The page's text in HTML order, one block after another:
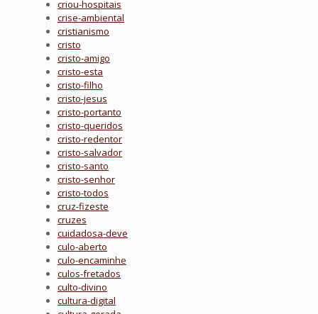
criou-hospitais
crise-ambiental
cristianismo
cristo
cristo-amigo
cristo-esta
cristo-filho
cristo-jesus
cristo-portanto
cristo-queridos
cristo-redentor
cristo-salvador
cristo-santo
cristo-senhor
cristo-todos
cruz-fizeste
cruzes
cuidadosa-deve
culo-aberto
culo-encaminhe
culos-fretados
culto-divino
cultura-digital